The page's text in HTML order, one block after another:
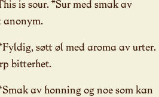
is sour. *Sur med smak av
anonym.
søtt øl med aroma av urter.
bitterhet.
av honning og noe som kan